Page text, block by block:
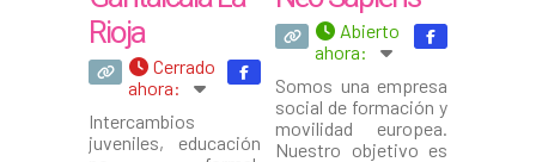
Rioja
Cerrado
ahora:
Intercambios
juveniles, educación
Abierto
ahora:
Somos una empresa
social de formación y
movilidad europea.
Nuestro objetivo es